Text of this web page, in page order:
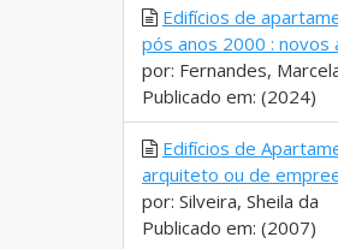
Edifícios de
pós anos 2000 : novos
por: Fernandes,
Publicado em: (2024)
Edifícios de
arquiteto ou de
por: Silveira, Sheila da
Publicado em: (2007)